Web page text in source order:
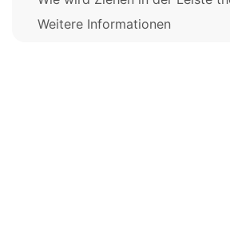
Weitere Informationen